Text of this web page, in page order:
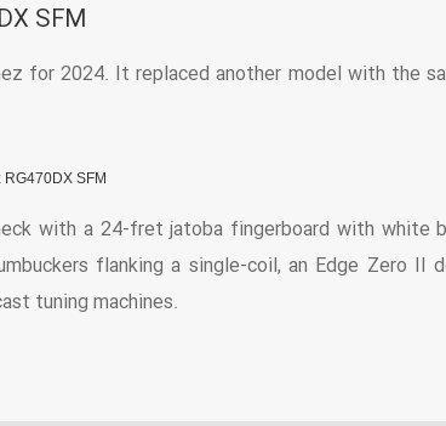
SFM
for 2024. It replaced another model with the
with a 24-fret jatoba fingerboard with white
flanking a single-coil, an Edge Zero II
tuning machines.